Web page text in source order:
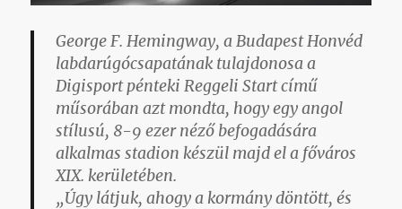
George F. Hemingway, a Budapest Honvéd
labdarúgócsapatának tulajdonosa a
Digisport pénteki Reggeli Start című
műsorában azt mondta, hogy egy angol
stílusú, 8-9 ezer néző befogadására
alkalmas stadion készül majd el a főváros
XIX. kerületében.
„Úgy látjuk, ahogy a kormány döntött, és